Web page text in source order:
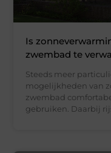
Is
zwembad te
Steeds meer
mogelijkheden van
zwembad
gebruiken. Daarbij